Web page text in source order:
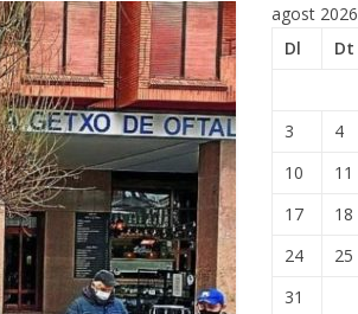
agost 2026
Dl
Dt
3
4
10
11
17
18
24
25
31